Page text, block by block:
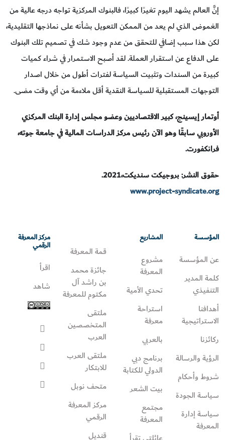
إنَّ العالم يشهد اليوم تغيرًا كبيرًا، فالبنوك المركزية تواجه درجه عالية من
الغموض الذي لم يعد من الممكن التعويل بشأنه على نماذجها التقليدية،
لكن هذا سبب إضافي للتحقق من عدم وجود شك في تصميم تلك البنوك
على الدفاع عن استقرار العملة. لقد أصبح الاستمرار في شراء كميات
كبيرة من السندات وتثبيت السياسة لفترات أطول من خلال اصدار
التوجهات المستقبلية للسياسة النقدية أقل ملاءمة من أي وقت مضى.
أوتمار إيسينج، كبير الاقتصاديين وعضو مجلس إدارة البنك المركزي
الأوروبي سابقًا وهو الآن رئيس مركز الدراسات المالية في جامعة جوته،
فرانكفورت.
حقوق النشر: بروجيكت سنديكت،2021.
www.project-syndicate.org
المؤسسة
عن المؤسسة
كلمة المدير
التنفيذي
أهدافنا
الاستراتيجية
ركائزنا
الرؤية والرسالة
شروط وأحكام
سياسة الجودة
سياسة إدارة
المعرفة
المشاريع
مشروع
المعرفة
تحدي الأمية
استراحة
معرفة
بالعربي
برنامج دبي
الدولي للكتابة
بيت الشعر
مجتمع
المعرفة
قمة المعرفة
جائزة محمد
بن راشد آل
مكتوم للمعرفة
ملتقى
المتخصصين
العرب
ملتقى العرب
للابتكار
متحف نوبل
مركز المعرفة
الرقمي
قنديل
مركز المعرفة
الرقمي
اقرأ
شاهد